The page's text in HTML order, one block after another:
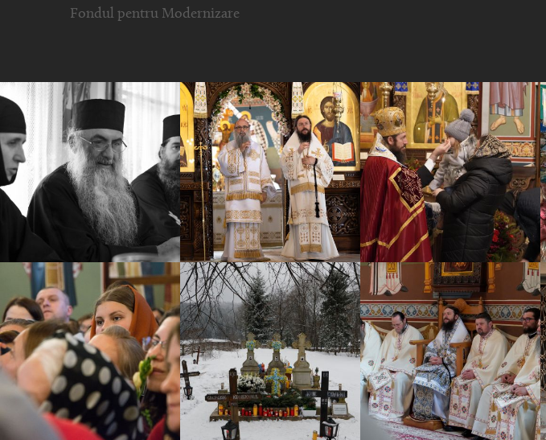
Fondul pentru Modernizare